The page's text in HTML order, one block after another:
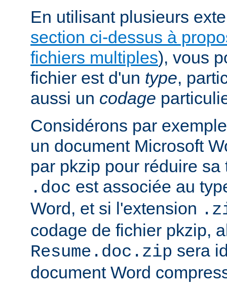
En utilisant plusieurs
section ci-dessus à
fichiers multiples), vous
fichier est d'un type,
aussi un codage
Considérons par
un document Microsoft
par pkzip pour réduire
.doc est associée au
Word, et si l'extension
codage de fichier pkzip,
Resume.doc.zip sera
document Word